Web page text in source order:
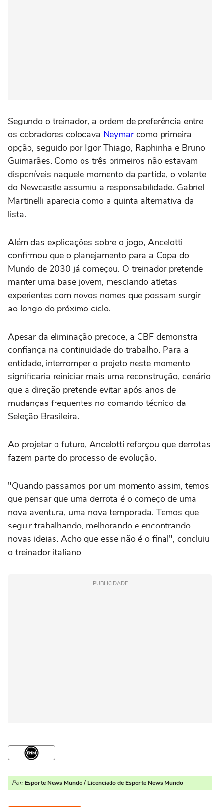
Segundo o treinador, a ordem de preferência entre
os cobradores colocava Neymarcomo primeira
opção, seguido por Igor Thiago, Raphinha e Bruno
Guimarães. Como os três primeiros não estavam
disponíveis naquele momento da partida, o volante
do Newcastle assumiu a responsabilidade. Gabriel
Martinelli aparecia como a quinta alternativa da
lista.
Além das explicações sobre o jogo, Ancelotti
confirmou que o planejamento para a Copa do
Mundo de 2030 já começou. O treinador pretende
manter uma base jovem, mesclando atletas
experientes com novos nomes que possam surgir
ao longo do próximo ciclo.
Apesar da eliminação precoce, a CBF demonstra
confiança na continuidade do trabalho. Para a
entidade, interromper o projeto neste momento
significaria reiniciar mais uma reconstrução, cenário
que a direção pretende evitar após anos de
mudanças frequentes no comando técnico da
Seleção Brasileira.
Ao projetar o futuro, Ancelotti reforçou que derrotas
fazem parte do processo de evolução.
"Quando passamos por um momento assim, temos
que pensar que uma derrota é o começo de uma
nova aventura, uma nova temporada. Temos que
seguir trabalhando, melhorando e encontrando
novas ideias. Acho que esse não é o final", concluiu
o treinador italiano.
PUBLICIDADE
Por: Esporte News Mundo / Licenciado de Esporte News Mundo